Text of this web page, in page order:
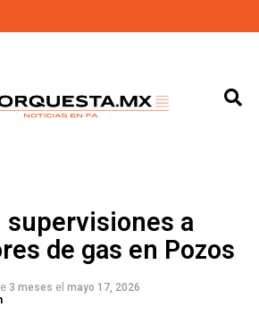
supervisiones a
de gas en Pozos
3 meses el mayo 17, 2026